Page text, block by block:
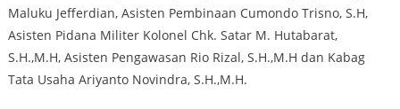
Maluku Jefferdian, Asisten Pembinaan Cumondo Trisno, S.H,
Asisten Pidana Militer Kolonel Chk. Satar M. Hutabarat,
S.H.,M.H, Asisten Pengawasan Rio Rizal, S.H.,M.H dan Kabag
Tata Usaha Ariyanto Novindra, S.H.,M.H.